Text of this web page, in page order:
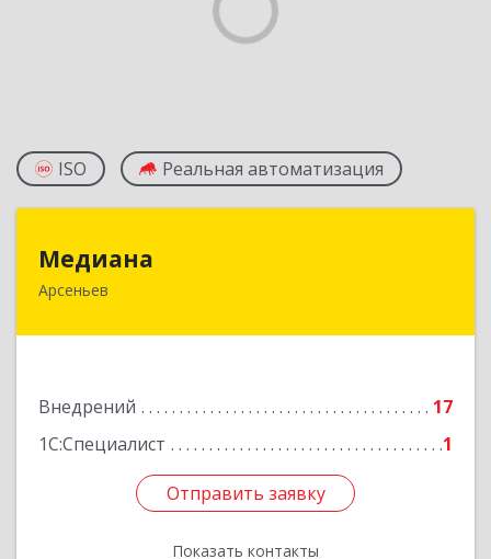
ISO Реальная автоматизация
Медиана
Арсеньев
Внедрений
17
1С:Специалист
1
Отправить заявку
Показать контакты
Отправить заявку
Назад